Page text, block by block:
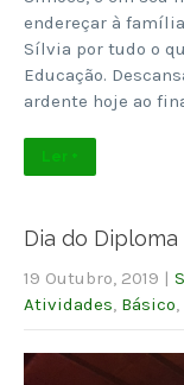
endereçar à
Sílvia por tudo o
Educação.
ardente hoje ao
Ler +
Dia do Diploma
19 Outubro, 2019 |
Atividades, Básico,